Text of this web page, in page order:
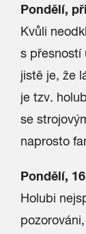
Pondělí,
Kvůli
s přesností
jistě je, že
je tzv.
se
naprosto
Pondělí,
Holubi